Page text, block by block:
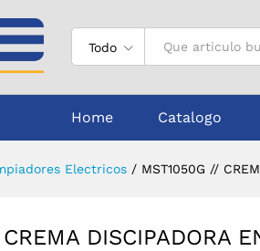
Todo
Home Catalogo
Electricos / MST1050G //
DISCIPADORA